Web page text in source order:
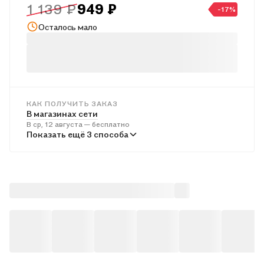
1 139 ₽949 ₽ -17%
Осталось мало
КАК ПОЛУЧИТЬ ЗАКАЗ
В магазинах сети
В ср, 12 августа — бесплатно
В пунктах выдачи
Показать ещё 3 способа